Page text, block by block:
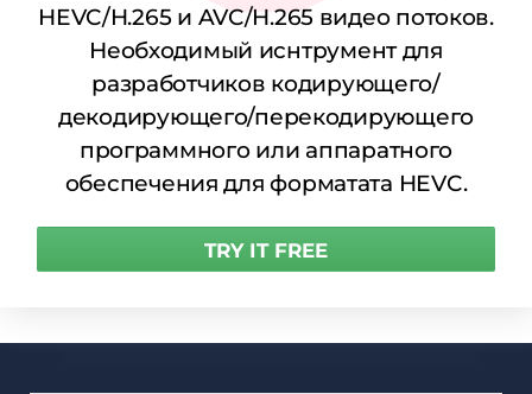
HEVC/H.265 и AVC/H.265 видео потоков.
Необходимый иснтрумент для
разработчиков кодирующего/
декодирующего/перекодирующего
программного или аппаратного
обеспечения для форматата HEVC.
TRY IT FREE